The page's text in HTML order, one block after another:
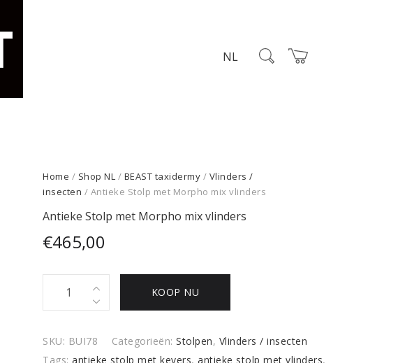
NL
Home / Shop NL / BEAST taxidermy / Vlinders /
insecten / Antieke Stolp met Morpho mix vlinders
Antieke Stolp met Morpho mix vlinders
€465,00
Morpho
mix
KOOP NU
SKU: BUI78 Categorieën:Stolpen, Vlinders / insecten
Tags:antieke stolp met kevers,antieke stolp met vlinders,